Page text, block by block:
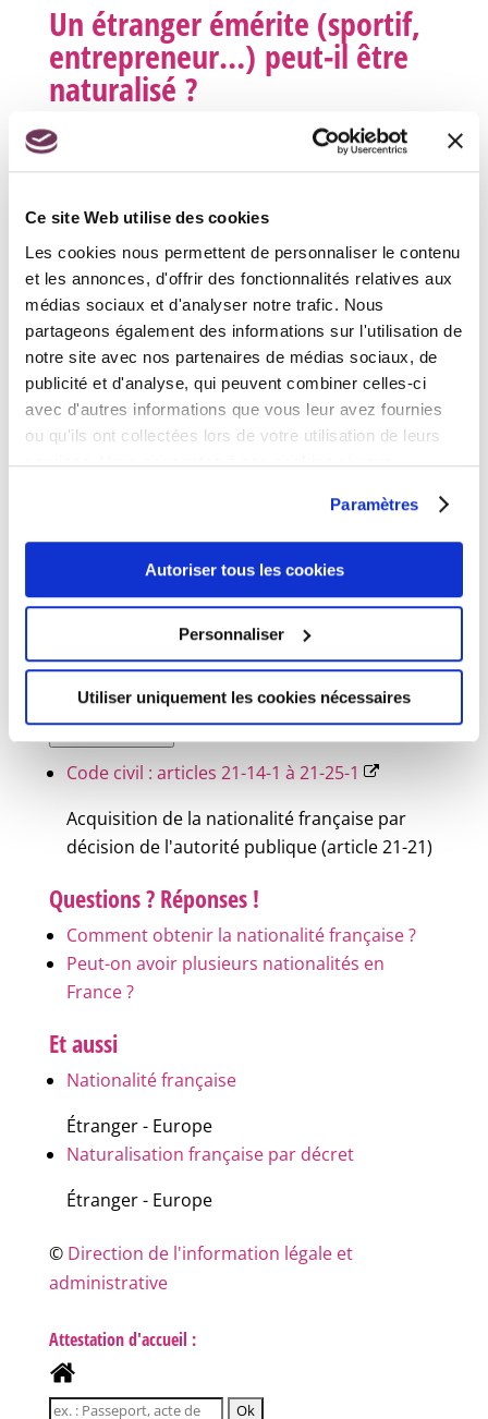
Ce site Web utilise des cookies
Les cookies nous permettent de personnaliser le contenu
et les annonces, d'offrir des fonctionnalités relatives aux
médias sociaux et d'analyser notre trafic. Nous
partageons également des informations sur l'utilisation de
notre site avec nos partenaires de médias sociaux, de
publicité et d'analyse, qui peuvent combiner celles-ci
avec d'autres informations que vous leur avez fournies
ou qu'ils ont collectées lors de votre utilisation de leurs
services. Vous consentez à nos cookies si vous
Paramètres
Autoriser tous les cookies
Personnaliser
Utiliser uniquement les cookies nécessaires
Un étranger émérite (sportif,
entrepreneur…) peut-il être
naturalisé ?
Vérifié le 06/09/2023 - Direction de
l'information légale et administrative (Première
La nationalité française peut être accordée à
un étranger francophone qui contribue par
son action émérite au rayonnement de la
France et à la prospérité de ses relations
économiques internationales.
Ces 2 conditions sont cumulatives.
Il peut s'agir par exemple d'une personnalité
ou d'un chef d'entreprise dont l'action dans ce
Cette procédure est <span
class="miseenevidence">exceptionnelle</span>
et est <span class="miseenevidence">à
l'initiative</span> du <span
class="miseenevidence">ministre des affaires
Code civil : articles 21-14-1 à 21-25-1
Acquisition de la nationalité française par
décision de l'autorité publique (article 21-21)
Questions ? Réponses !
Comment obtenir la nationalité française ?
Peut-on avoir plusieurs nationalités en
France ?
Et aussi
Nationalité française
Étranger - Europe
Naturalisation française par décret
Étranger - Europe
© Direction de l'information légale et
administrative
Attestation d'accueil :